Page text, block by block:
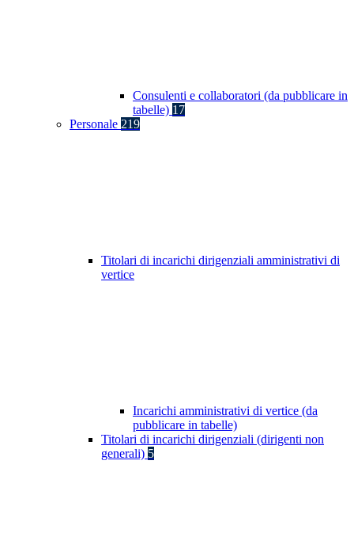
Consulenti e collaboratori (da pubblicare in
tabelle) 17
Personale 219
Titolari di incarichi dirigenziali amministrativi di
vertice
Incarichi amministrativi di vertice (da
pubblicare in tabelle)
Titolari di incarichi dirigenziali (dirigenti non
generali) 5